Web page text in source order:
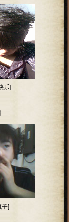
乐]
子]